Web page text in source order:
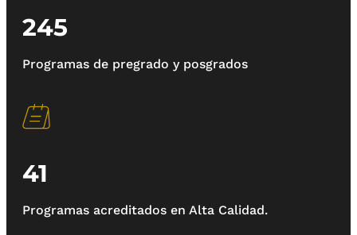
245
Programas de pregrado y posgrados
41
Programas acreditados en Alta Calidad.